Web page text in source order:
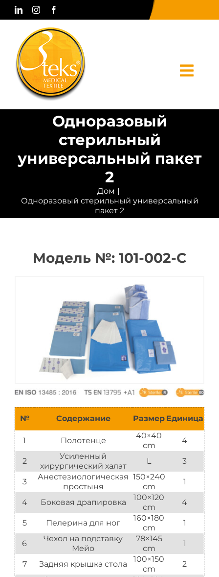
Skip
Дом
корпоративный
Продукты
Печатные СМИ
Связаться с нами
Одноразовый
стерильный
универсальный пакет
2
Дом
Одноразовый стерильный универсальный
пакет 2
Модель №: 101-002-С
№ Содержание Размер Единица
1 Полотенце
40×40
cm
4
2
Усиленный
хирургический халат
L 3
3
Анестезиологическая
простыня
150×240
cm
1
4 Боковая драпировка
100×120
cm
4
5 Пелерина для ног
160×180
cm
1
6
Чехол на подставку
Мейо
78×145
cm
1
7 Задняя крышка стола
100×150
cm
2